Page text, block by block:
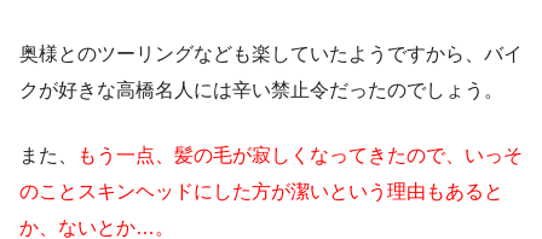
奥様とのツーリングなども楽していたようですから、バイ
クが好きな高橋名人には辛い禁止令だったのでしょう。
また、
もう一点、髪の毛が寂しくなってきたので、いっそ
のことスキンヘッドにした方が潔いという理由もあると
か、ないとか…。